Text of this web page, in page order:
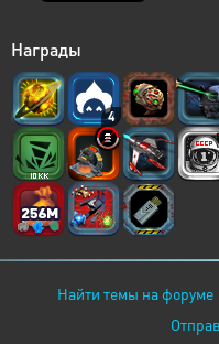
Награды
4
Найти темы на форуме